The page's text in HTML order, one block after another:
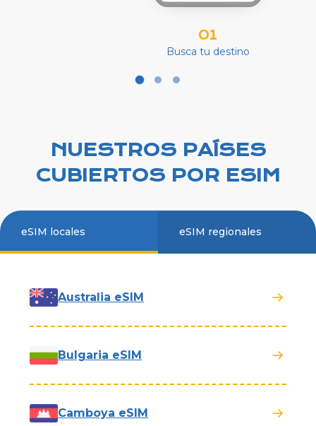
01
Busca tu destino
NUESTROS PAÍSES
CUBIERTOS POR ESIM
eSIM locales eSIM regionales
Australia eSIM
Bulgaria eSIM
Camboya eSIM